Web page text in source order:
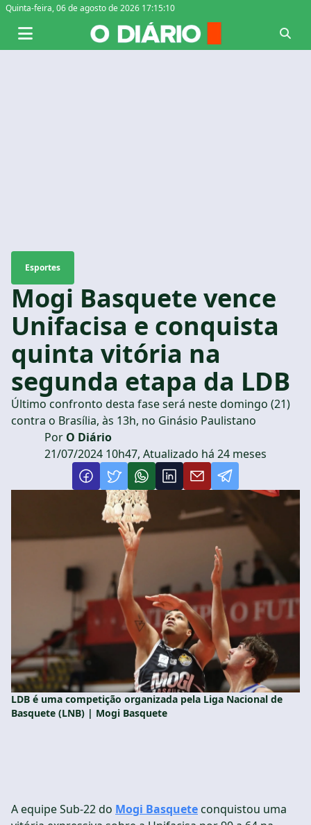
Quinta-feira,06 de agosto de 2026 17:15:11
Esportes
Mogi Basquete vence
Unifacisa e conquista
quinta vitória na
segunda etapa da LDB
Último confronto desta fase será neste domingo (21)
contra o Brasília, às 13h, no Ginásio Paulistano
Por O Diário
21/07/2024 10h47, Atualizado há 24 meses
LDB é uma competição organizada pela Liga Nacional de
Basquete (LNB) | Mogi Basquete
A equipe Sub-22 do Mogi Basquete conquistou uma